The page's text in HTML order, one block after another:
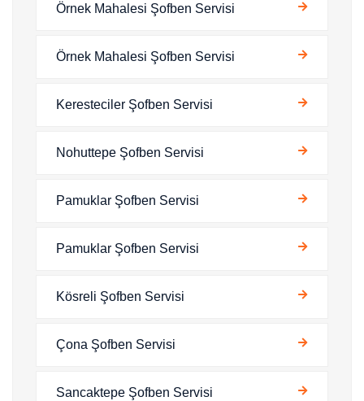
Örnek Mahalesi Şofben Servisi
Örnek Mahalesi Şofben Servisi
Keresteciler Şofben Servisi
Nohuttepe Şofben Servisi
Pamuklar Şofben Servisi
Pamuklar Şofben Servisi
Kösreli Şofben Servisi
Çona Şofben Servisi
Sancaktepe Şofben Servisi